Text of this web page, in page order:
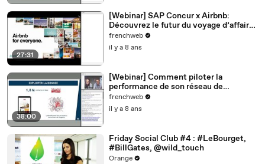
27:31
[Webinar] SAP Concur x Airbnb:
Découvrez le futur du voyage d’affaires
- SAP Concur
frenchweb
il y a 8 ans
38:00
[Webinar] Comment piloter la
performance de son réseau de
magasins - Kiss The Bride
frenchweb
il y a 8 ans
Friday Social Club #4 : #LeBourget,
#BillGates, @wild_touch
Orange